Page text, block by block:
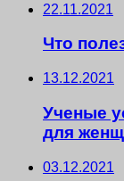
22.11.2021
Что
13.12.2021
Ученые
для
03.12.2021